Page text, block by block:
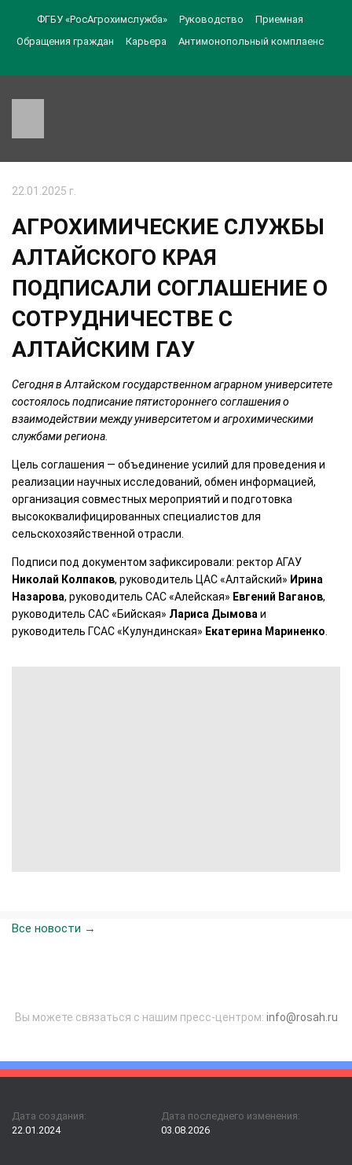
ФГБУ «РосАгрохимслужба» Руководство
Приемная
Обращения граждан
Карьера Антимонопольный комплаенс
22.01.2025 г.
АГРОХИМИЧЕСКИЕ СЛУЖБЫ
АЛТАЙСКОГО КРАЯ
ПОДПИСАЛИ СОГЛАШЕНИЕ О
СОТРУДНИЧЕСТВЕ С
АЛТАЙСКИМ ГАУ
Сегодня в Алтайском государственном аграрном университете
состоялось подписание пятистороннего соглашения о
взаимодействии между университетом и агрохимическими
службами региона.
Цель соглашения — объединение усилий для проведения и
реализации научных исследований, обмен информацией,
организация совместных мероприятий и подготовка
высококвалифицированных специалистов для
сельскохозяйственной отрасли.
Подписи под документом зафиксировали: ректор АГАУ
Николай Колпаков, руководитель ЦАС «Алтайский» Ирина
Назарова, руководитель САС «Алейская» Евгений Ваганов,
руководитель САС «Бийская» Лариса Дымова и
руководитель ГСАС «Кулундинская» Екатерина Мариненко
Все новости →
Вы можете связаться с нашим пресс-центром: info@rosah.ru
Дата создания:
22.01.2024
Дата последнего изменения:
03.08.2026